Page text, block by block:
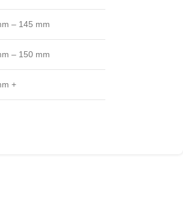
– 145 mm
– 150 mm
+